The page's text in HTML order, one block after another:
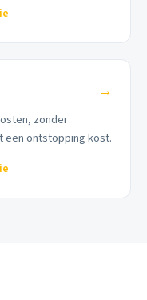
→
zonder
een ontstopping kost.